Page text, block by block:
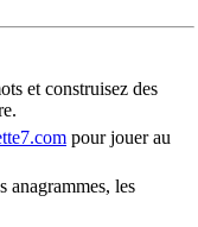
et construisez des
pour jouer au
anagrammes, les